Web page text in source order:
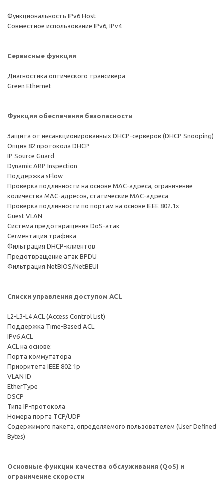
Функциональность IРv6 Host
Совместное использование IРv6, IРv4
Сервисные функции
Диагностика оптического трансивера
Green Ethernet
Функции обеспечения безопасности
Защита от несанкционированных DHCP-серверов (DHCP Snooping)
Опция 82 протокола DHCP
IP Source Guard
Dynamic ARP Inspection
Поддержка sFlow
Проверка подлинности на основе MAC-адреса, ограничение
количества MAC-адресов, статические MAC-адреса
Проверка подлинности по портам на основе IEEE 802.1x
Guest VLAN
Система предотвращения DoS-атак
Сегментация трафика
Фильтрация DHCP-клиентов
Предотвращение атак BPDU
Фильтрация NetBIOS/NetBEUI
Списки управления доступом ACL
L2-L3-L4 ACL (Access Control List)
Поддержка Time-Based ACL
IРv6 ACL
ACL на основе:
Порта коммутатора
Приоритета IEEE 802.1p
VLAN ID
EtherType
DSCP
Типа IP-протокола
Номера порта TCP/UDP
Содержимого пакета, определяемого пользователем (User Defined
Bytes)
Основные функции качества обслуживания (QoS) и
ограничение скорости